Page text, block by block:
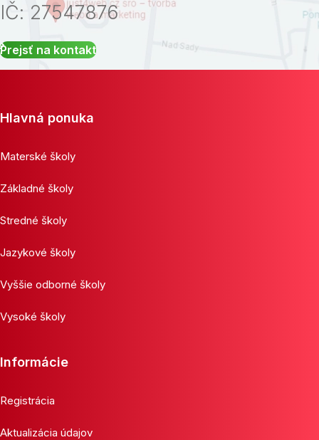
IČ: 27547876
Prejsť na kontakt
Hlavná ponuka
Materské školy
Základné školy
Stredné školy
Jazykové školy
Vyššie odborné školy
Vysoké školy
Informácie
Registrácia
Aktualizácia údajov